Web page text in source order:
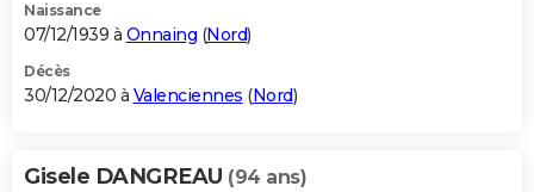
Naissance
07/12/1939 à Onnaing (Nord)
Décès
30/12/2020 à Valenciennes (Nord)
Gisele DANGREAU (94 ans)